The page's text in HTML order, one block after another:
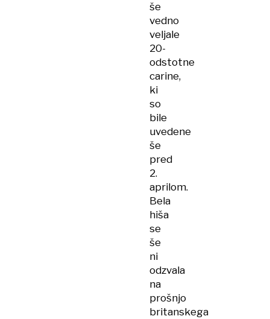
še
vedno
veljale
20-
odstotne
carine,
ki
so
bile
uvedene
še
pred
2.
aprilom.
Bela
hiša
se
še
ni
odzvala
na
prošnjo
britanskega